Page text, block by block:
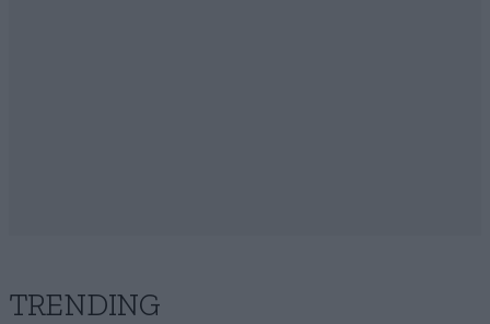
TRENDING